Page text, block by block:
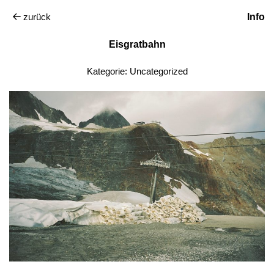
zurück Info
Eisgratbahn
Kategorie: Uncategorized